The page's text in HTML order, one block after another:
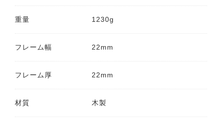
重量 1230g
フレーム幅 22mm
フレーム厚 22mm
材質 木製